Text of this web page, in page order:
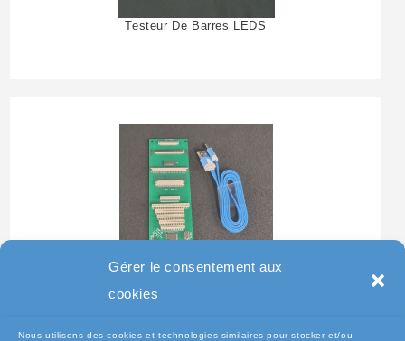
Gérer le consentement aux
cookies
Nous utilisons des cookies et technologies similaires pour stocker et/ou
Testeur De Barres LEDS